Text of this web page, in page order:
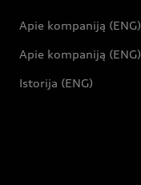
Apie kompaniją (ENG)
Apie kompaniją (ENG)
Istorija (ENG)